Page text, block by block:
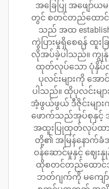
အခြေပြု အဖျော်
တွင် စတင်တည်ထော
သည် အထ
ကွဲပြားမှုရှိစေရန် ထူး
လိုအပ်ခဲ့ပါသည်။ က
ထုတ်လုပ်သော ပုံနှိပ်
ပုလင်းများကို အော
ပါသည်။ ထိုပုလင်းမျ
အံ့ဖွယ်ဖွယ် ဒီဇိုင်းမျာ
ဖောက်သည်အုပ်စုနှင့်
အထူးပြုထုတ်လုပ်ထာ
တို့၏ အမြန်နောက်ခံ
ဝန်ဆောင်မှုနှင့် ဈေး
ထိုစတင်တည်ထော
ဘတ်ဂျက်ကို မကျော်